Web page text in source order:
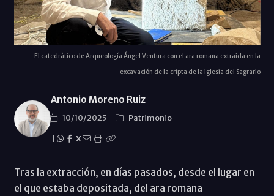
El catedrático de Arqueología Ángel Ventura con el ara romana extraída en la
excavación de la cripta de la iglesia del Sagrario
Antonio Moreno Ruiz
10/10/2025
Patrimonio
X
Tras la extracción, en días pasados, desde el lugar en
el que estaba depositada, del ara romana